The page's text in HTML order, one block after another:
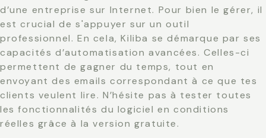
d’une entreprise sur Internet. Pour bien le gérer, il
est crucial de s'appuyer sur un outil
professionnel. En cela, Kiliba se démarque par ses
capacités d’automatisation avancées. Celles-ci
permettent de gagner du temps, tout en
envoyant des emails correspondant à ce que tes
clients veulent lire. N’hésite pas à tester toutes
les fonctionnalités du logiciel en conditions
réelles grâce à la version gratuite.